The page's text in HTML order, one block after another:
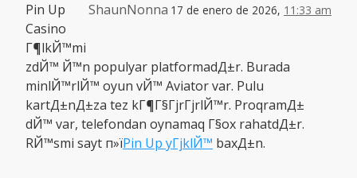
ShaunNonna 17 de enero de 2026, 11:33 am
Pin Up
Casino
Г¶lkЙ™mi
zdЙ™ Й™n populyar platformadД±r. Burada
minlЙ™rlЙ™ oyun vЙ™ Aviator var. Pulu
kartД±nД±za tez kГ¶Г§ГјrГјrlЙ™r. ProqramД±
dЙ™ var, telefondan oynamaq Г§ox rahatdД±r.
RЙ™smi sayt п»їPin Up yГјklЙ™ baxД±n.